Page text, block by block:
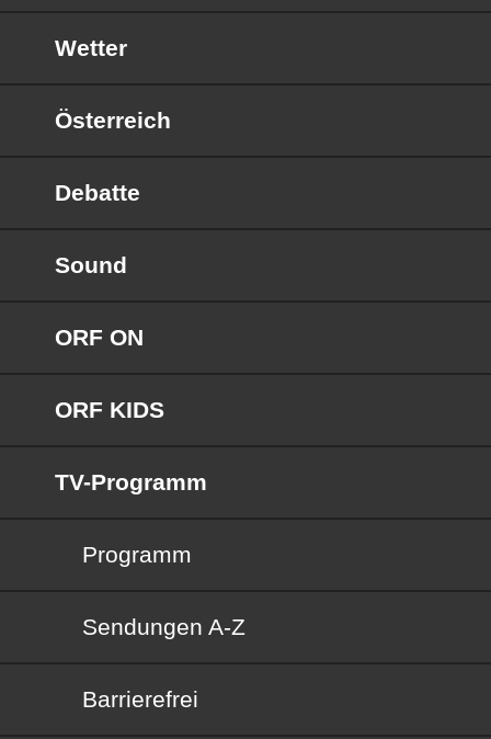
Wetter
Österreich
Debatte
Sound
ORF ON
ORF KIDS
TV-Programm
Programm
Sendungen von A bis Z
Sendungen A-Z
Barrierefrei
Barrierefrei